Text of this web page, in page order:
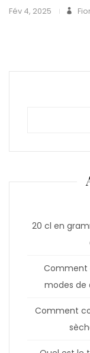
Fév 4, 2025
20 cl en
Comment
modes de
Comment